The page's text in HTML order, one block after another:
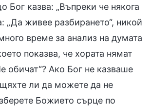
Бог казва: „Въпреки че някога
„Да живее разбирането“, никой
време за анализ на думата
показва, че хората нямат
обичат“? Ако Бог не казваше
ли да можете да не
Божието сърце по